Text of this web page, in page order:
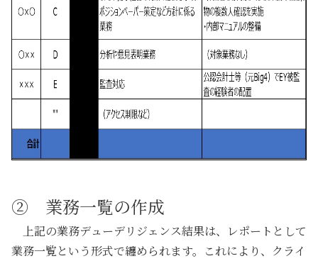
② 業務一覧の作成
上記の業務デューデリジェンス結果は、レポートとして
業務一覧という形式で纏められます。これにより、クライ